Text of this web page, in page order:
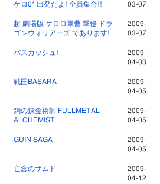
ケロ0* 出発だよ! 全員集合!!
03-07
超 劇場版 ケロロ軍曹 撃侵 ドラ
ゴンウォリアーズ であります!
2009-
03-07
バスカッシュ!
2009-
04-03
戦国BASARA
2009-
04-05
鋼の錬金術師 FULLMETAL
ALCHEMIST
2009-
04-05
GUIN SAGA
2009-
04-05
亡念のザムド
2009-
04-12